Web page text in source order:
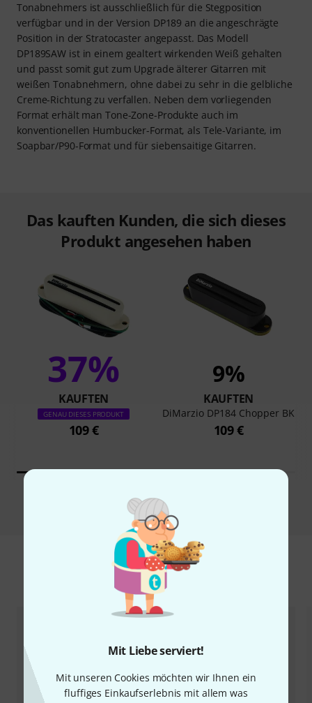
Mit Liebe serviert!
Mit unseren Cookies möchten wir Ihnen ein
fluffiges Einkaufserlebnis mit allem was
Tonabnehmers ist ausschließlich für die Stegposition
verfügbar und in der Version DP189 an die angeschrägte
Position in der Stratocaster angepasst. Das Modell
DP189SAW ist in einem gealtert wirkenden Weiß gehalten
und passt somit gut zum Upgrade älterer Gitarren mit
weißen Tonabnehmern, ohne dabei zu sehr in die gelbliche
Creme-Richtung zu verfallen. Neben dem vorliegenden
Format erhält man Tone-Zone-Produkte auch im
konventionellen Humbucker-Format, als Tele-Variante, im
Soapbar/P90-Format und für siebensaitige Gitarren.
Das kauften Kunden, die sich dieses
Produkt angesehen haben
37%
KAUFTEN
GENAU DIESES PRODUKT
109 €
9%
KAUFTEN
DiMarzio DP184 Chopper BK
109 €
Vergleichen
Zubehör & passende Artikel